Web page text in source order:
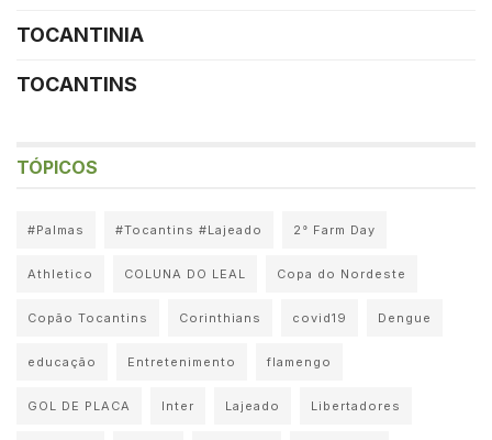
TOCANTINIA
TOCANTINS
TÓPICOS
#Palmas #Tocantins #Lajeado 2° Farm Day
Athletico COLUNA DO LEAL Copa do Nordeste
Copão Tocantins Corinthians covid19 Dengue
educação Entretenimento flamengo
GOL DE PLACA Inter Lajeado Libertadores